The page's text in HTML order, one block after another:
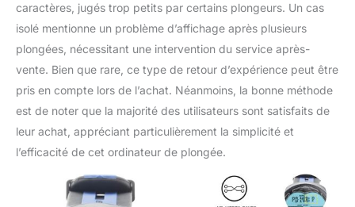
caractères, jugés trop petits par certains plongeurs. Un cas
isolé mentionne un problème d’affichage après plusieurs
plongées, nécessitant une intervention du service après-
vente. Bien que rare, ce type de retour d’expérience peut être
pris en compte lors de l’achat. Néanmoins, la bonne méthode
est de noter que la majorité des utilisateurs sont satisfaits de
leur achat, appréciant particulièrement la simplicité et
l’efficacité de cet ordinateur de plongée.